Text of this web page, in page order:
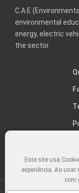
C.A.E
environmental
energy, electric
the sector.
Este site usa
experiência. Ao
com